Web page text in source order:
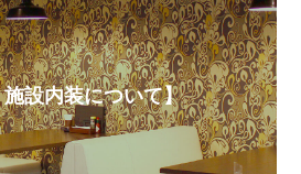
設内装について】